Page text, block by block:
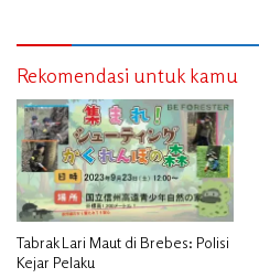
Rekomendasi untuk kamu
Tabrak Lari Maut di Brebes: Polisi
Kejar Pelaku